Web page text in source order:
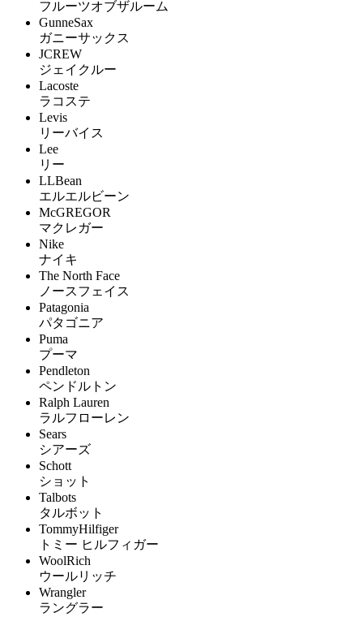
フルーツオブザルーム
GunneSax
ガニーサックス
JCREW
ジェイクルー
Lacoste
ラコステ
Levis
リーバイス
Lee
リー
LLBean
エルエルビーン
McGREGOR
マクレガー
Nike
ナイキ
The North Face
ノースフェイス
Patagonia
パタゴニア
Puma
プーマ
Pendleton
ペンドルトン
Ralph Lauren
ラルフローレン
Sears
シアーズ
Schott
ショット
Talbots
タルボット
TommyHilfiger
トミー ヒルフィガー
WoolRich
ウールリッチ
Wrangler
ラングラー